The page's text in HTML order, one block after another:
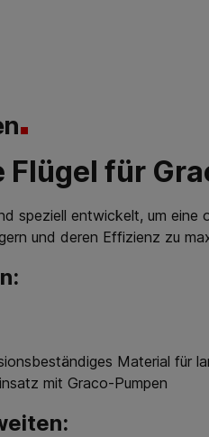
für
speziell entwickelt, um eine
und deren Effizienz zu
Material für
mit Graco-Pumpen